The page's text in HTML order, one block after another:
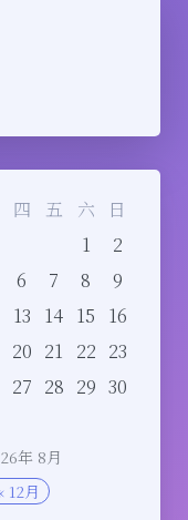
年 8月
四 五 六
日
1
2
6 7 8
9
13 14 15
16
20 21 22 23
27 28 29 30
12月